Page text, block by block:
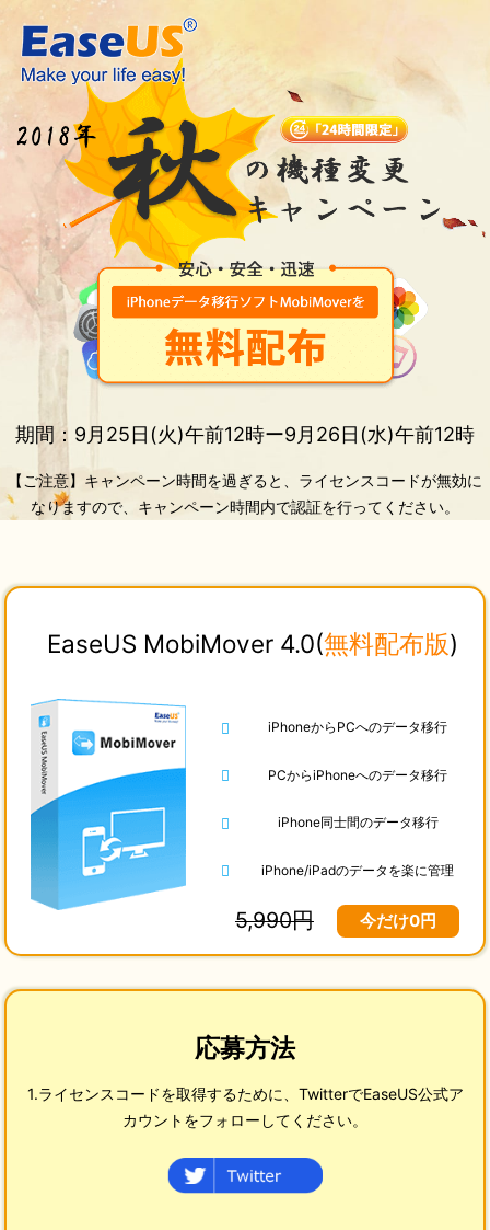
期間：9月25日(火)午前12時ー9月26日(水)午前12時
【ご注意】キャンペーン時間を過ぎると、ライセンスコードが無効に
なりますので、キャンペーン時間内で認証を行ってください。
EaseUS MobiMover 4.0(無料配布版)
iPhoneからPCへのデータ移行
PCからiPhoneへのデータ移行
iPhone同士間のデータ移行
iPhone/iPadのデータを楽に管理
5,990円 今だけ0円
応募方法
1.ライセンスコードを取得するために、TwitterでEaseUS公式ア
カウントをフォローしてください。